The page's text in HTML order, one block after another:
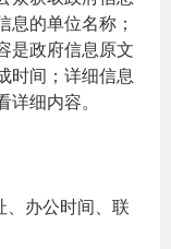
息的单位名称；
是政府信息原文
时间；详细信息
详细内容。
、办公时间、联